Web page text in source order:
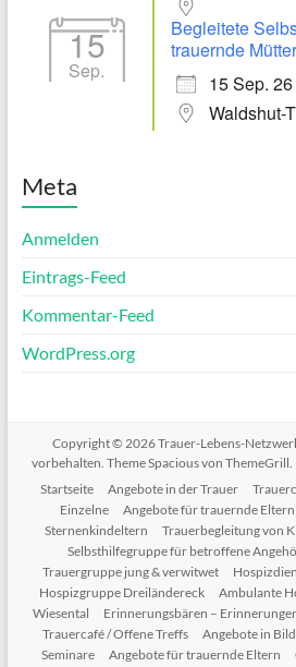
15
Sep.
Begleitete
trauernde Mütter
15 Sep. 26
Waldshut-
Meta
Anmelden
Eintrags-Feed
Kommentar-Feed
WordPress.org
Copyright © 2026Trauer-Lebens-
vorbehalten. ThemeSpaciousvon
Startseite
Angebote in der Trauer
Einzelne
Angebote für trauernde Eltern
Sternenkindeltern
Trauerbegleitung von
Selbsthilfegruppe für betroffene
Trauergruppe jung & verwitwet
Hospizgruppe Dreiländereck
Ambulante
Wiesental
Erinnerungsbären –
Trauercafé / Offene Treffs
Angebote in
Seminare
Angebote für trauernde Eltern